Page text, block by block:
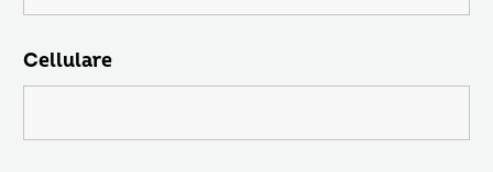
Cellulare